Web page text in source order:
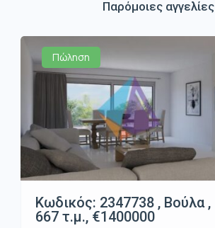
Παρόμοιες αγγελίες
Πώληση
Κωδικός: 2347738 , Βούλα ,
667 τ.μ., €1400000